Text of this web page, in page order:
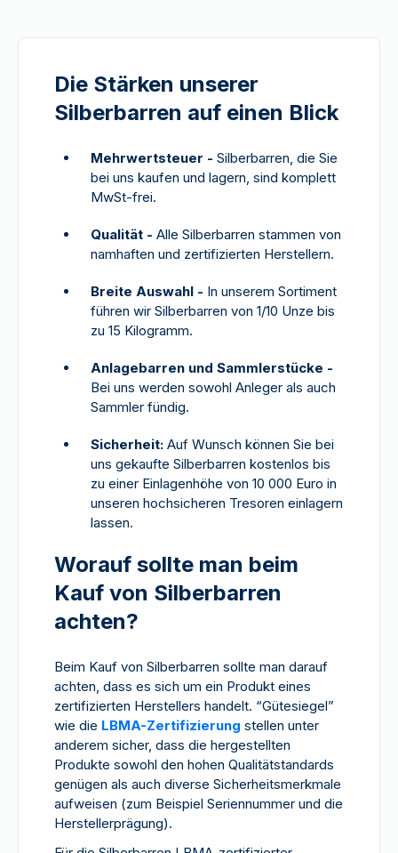
Die Stärken unserer
Silberbarren auf einen Blick
Mehrwertsteuer - Silberbarren, die Sie
bei uns kaufen und lagern, sind komplett
MwSt-frei.
Qualität - Alle Silberbarren stammen von
namhaften und zertifizierten Herstellern.
Breite Auswahl - In unserem Sortiment
führen wir Silberbarren von 1/10 Unze bis
zu 15 Kilogramm.
Anlagebarren und Sammlerstücke -
Bei uns werden sowohl Anleger als auch
Sammler fündig.
Sicherheit: Auf Wunsch können Sie bei
uns gekaufte Silberbarren kostenlos bis
zu einer Einlagenhöhe von 10 000 Euro in
unseren hochsicheren Tresoren einlagern
lassen.
Worauf sollte man beim
Kauf von Silberbarren
achten?
Beim Kauf von Silberbarren sollte man darauf
achten, dass es sich um ein Produkt eines
zertifizierten Herstellers handelt. “Gütesiegel”
wie die LBMA-Zertifizierung stellen unter
anderem sicher, dass die hergestellten
Produkte sowohl den hohen Qualitätstandards
genügen als auch diverse Sicherheitsmerkmale
aufweisen (zum Beispiel Seriennummer und die
Herstellerprägung).